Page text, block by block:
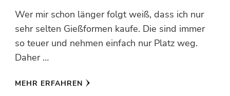
Wer mir schon länger folgt weiß, dass ich nur
sehr selten Gießformen kaufe. Die sind immer
so teuer und nehmen einfach nur Platz weg.
Daher …
MEHR ERFAHREN